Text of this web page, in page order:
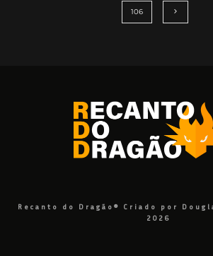
106
Recanto do Dragão® Criado por
2026